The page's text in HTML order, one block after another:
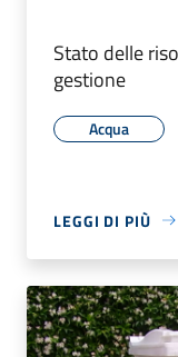
Stato delle
gestione
Acqua
LEGGI DI PIÙ